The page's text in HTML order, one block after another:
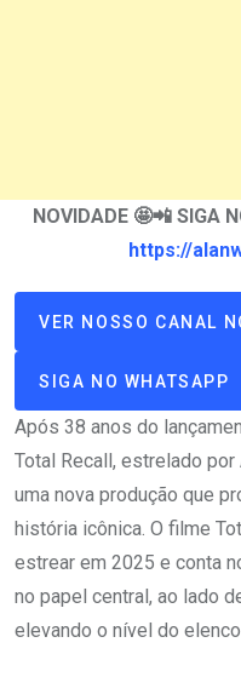
NOVIDADE 🤩📲 SIGA
https://
VER NOSSO CANAL
SIGA NO WHATSAPP
Após 38 anos do
Total Recall, estrelado
uma nova produção que
história icônica. O filme
estrear em 2025 e conta
no papel central, ao lado
elevando o nível do